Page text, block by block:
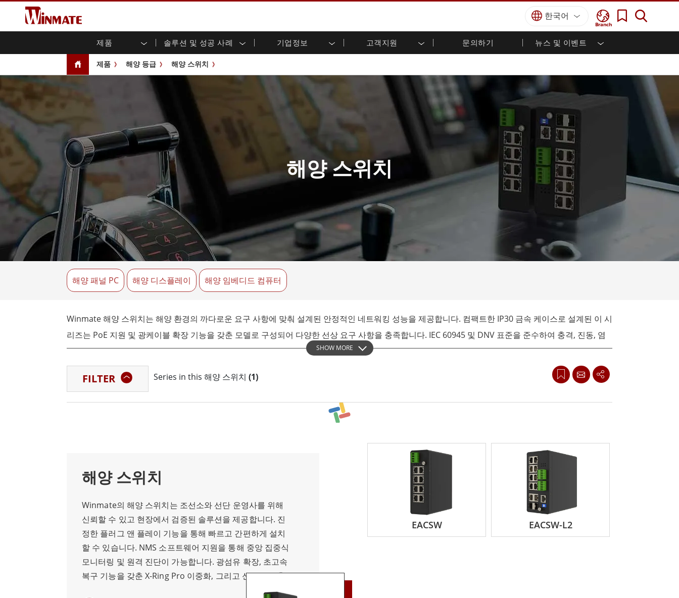
Branch
한국어
제품 솔루션 및 성공 사례 기업정보 고객지원 문의하기 뉴스 및 이벤트
엔터프라이즈 모빌리티
러기드 노트북
안드로이드 러기드 태블릿
울트라 러기드 태블릿
라디오 PoC
엣지 AI 모빌리티
산업용 디스플레이
멀티터치(P-CAP)
전면 IP65
PoE 터치
스테인리스 시리
실외 디스플레이
G-WIN 시리즈 /
후면 마운트
바 유형 디스플레
OSD 박스
HMI(P-CAP 터치)
산업용 패널 PC(P-CAP Touch)
산업용 패널 PC(저항막 터치)
스테인리스 시리즈
G-WIN 시리즈 / IP67 설계
ATEX 등급
바 타입 패널 PC
엣지 AI 패널 PC
국방부 러기드 노트북
국방부 러기드 태블릿
디펜스 울트라 러기드 태블릿
국방 패널 PC
디펜스 디스플레이 / NVIS 디스플레이
방어 서버
지상 관제소
차량 탑재형 컴퓨터
Windows 차량 탑재 컴퓨터
안드로이드 차량 탑재 컴퓨터
차량 탑재 컴퓨터용 태블릿
임베디드 컴퓨팅
박스 PC / 방수 러기드 PC IP65
라디오 게이트웨이
More
헬스케어 등급
의료용 러기드 태블릿
의료용 패널 PC
헬스케어 디스플레이
해양 등급
해양 디스플레이
견고한 로봇 컨트롤러
엣지 AI 모빌리티
로봇 컨트롤러
석유 및 가스, ATEX 등급
ATEX 등급 러기드 태블릿
ATEX 등급 내구성형 핸드헬드
ATEX 등급 패널 PC
AI 컴퓨터
엣지 AI 모빌리티
스테인리스 스틸 등급
스테인리스 스틸 패널 PC
견고한 로봇 컨트롤러 솔루션 AI 준비
농업
교통 식품 및 위생 산업
해양
공공 안전
IIoT 및 엣지 컴퓨팅 창고 및 물류
지능형 로보틱스 시스템 헬스케어
재생 에너지
셀프 서비스 키오스크
정부 헤비 듀티
금속 및 광산
스마트 충전소
성공 사례
Winmate에 대하여 투자자 관계
보증 다운로드 센터
마케팅 포털
파일 공유
새로운 제품 뉴스레터
무역 박람회 이벤트
유튜브 채널 VR 엑스포
인증／준수
핵심 기술
제품 해양 등급 해양 스위치
해양 스위치
해양 패널 PC 해양 디스플레이 해양 임베디드 컴퓨터
Winmate 해양 스위치는 해양 환경의 까다로운 요구 사항에 맞춰 설계된 안정적인 네트워킹 성능을 제공합니다. 컴팩트한 IP30 금속 케이스로 설계된 이 시
리즈는 PoE 지원 및 광케이블 확장 기능을 갖춘 모델로 구성되어 다양한 선상 요구 사항을 충족합니다. IEC 60945 및 DNV 표준을 준수하여 충격, 진동, 염
분 분무 환경에서도 안정적으로 작동합니다. 항해 제어, 조명 또는 실시간 데이터 전송 등 어떤 용도로든 Winmate는 원활하고 안전한 선상 통신을 지원합
니다.
SHOW MORE
FILTER Series in this 해양 스위치 (1)
해양 스위치
Winmate의 해양 스위치는 조선소와 선단 운영사를 위해
신뢰할 수 있고 현장에서 검증된 솔루션을 제공합니다. 진
정한 플러그 앤 플레이 기능을 통해 빠르고 간편하게 설치
할 수 있습니다. NMS 소프트웨어 지원을 통해 중앙 집중식
모니터링 및 원격 진단이 가능합니다. 광섬유 확장, 초고속
복구 기능을 갖춘 X-Ring Pro 이중화, 그리고 신속한 구축
을 위한 IXM 도구를 갖추고 있어 네트워크 설정을 간소화하
EACSW EACSW-L2